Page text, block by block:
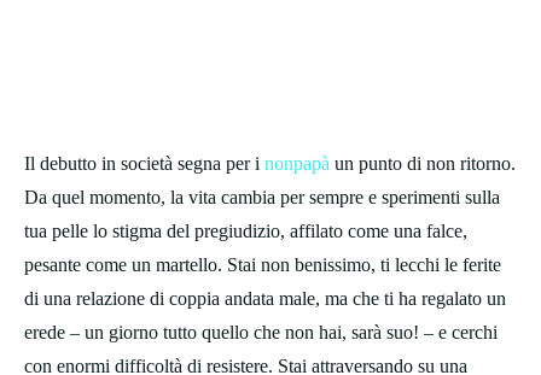
Il debutto in società segna per i nonpapà un punto di non ritorno.
Da quel momento, la vita cambia per sempre e sperimenti sulla
tua pelle lo stigma del pregiudizio, affilato come una falce,
pesante come un martello. Stai non benissimo, ti lecchi le ferite
di una relazione di coppia andata male, ma che ti ha regalato un
erede – un giorno tutto quello che non hai, sarà suo! – e cerchi
con enormi difficoltà di resistere. Stai attraversando su una